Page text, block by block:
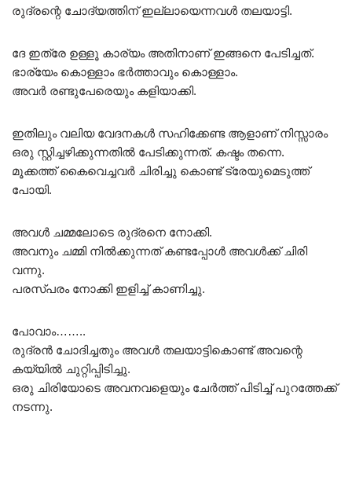
രുദ്രന്റെ ചോദ്യത്തിന് ഇല്ലായെന്നവൾ തലയാട്ടി.
ദേ ഇത്രേ ഉള്ളൂ കാര്യം അതിനാണ് ഇങ്ങനെ പേടിച്ചത്.
ഭാര്യേം കൊള്ളാം ഭർത്താവും കൊള്ളാം.
അവർ രണ്ടുപേരെയും കളിയാക്കി.
ഇതിലും വലിയ വേദനകൾ സഹിക്കേണ്ട ആളാണ് നിസ്സാരം
ഒരു സ്റ്റിച്ചഴിക്കുന്നതിൽ പേടിക്കുന്നത്. കഷ്ടം തന്നെ.
മൂക്കത്ത് കൈവെച്ചവർ ചിരിച്ചു കൊണ്ട് ട്രേയുമെടുത്ത്
പോയി.
അവൾ ചമ്മലോടെ രുദ്രനെ നോക്കി.
അവനും ചമ്മി നിൽക്കുന്നത് കണ്ടപ്പോൾ അവൾക്ക് ചിരി
വന്നു.
പരസ്പരം നോക്കി ഇളിച്ച് കാണിച്ചു.
പോവാം……..
രുദ്രൻ ചോദിച്ചതും അവൾ തലയാട്ടികൊണ്ട് അവന്റെ
കയ്യിൽ ചുറ്റിപ്പിടിച്ചു.
ഒരു ചിരിയോടെ അവനവളെയും ചേർത്ത് പിടിച്ച് പുറത്തേക്ക്
നടന്നു.